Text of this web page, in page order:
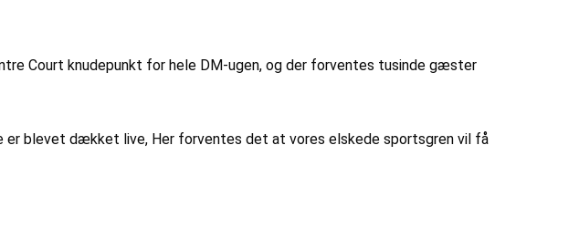
Court knudepunkt for hele DM-ugen, og der forventes tusinde gæster
er blevet dækket live, Her forventes det at vores elskede sportsgren vil få